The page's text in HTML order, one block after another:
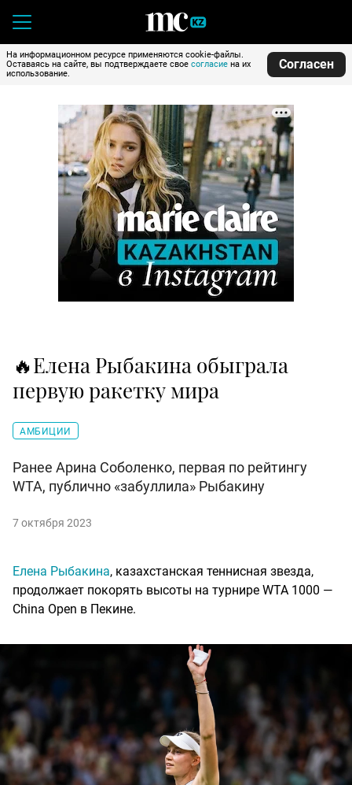
На информационном ресурсе применяются cookie-файлы.
Оставаясь на сайте, вы подтверждаете свое согласие на их
использование.
Согласен
🔥Елена Рыбакина обыграла
первую ракетку мира
АМБИЦИИ
Ранее Арина Соболенко, первая по рейтингу
WTA, публично «забуллила» Рыбакину
7 октября 2023
Елена Рыбакина, казахстанская теннисная звезда,
продолжает покорять высоты на турнире WTA 1000 —
China Open в Пекине.